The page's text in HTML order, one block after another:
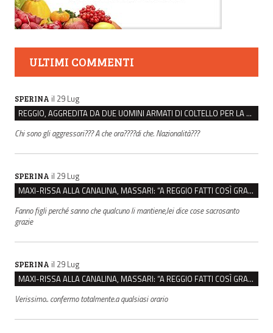
ULTIMI COMMENTI
SPERINA il 29 Lug
REGGIO, AGGREDITA DA DUE UOMINI ARMATI DI COLTELLO PER LA BORSA: LEI REAGISCE E LI FA SCAPPARE
Chi sono gli aggressori??? A che ora????di che. Nazionalità???
SPERINA il 29 Lug
MAXI-RISSA ALLA CANALINA, MASSARI: “A REGGIO FATTI COSÌ GRAVI NON DEVONO TROVARE SPAZIO”
Fanno figli perché sanno che qualcuno li mantiene,lei dice cose sacrosanto
grazie
SPERINA il 29 Lug
MAXI-RISSA ALLA CANALINA, MASSARI: “A REGGIO FATTI COSÌ GRAVI NON DEVONO TROVARE SPAZIO”
Verissimo.. confermo totalmente.a qualsiasi orario